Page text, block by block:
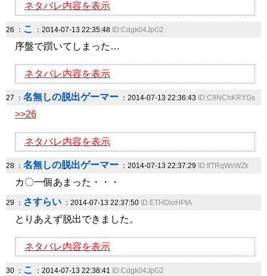
ネタバレ内容を表示
26 ： こ ：2014-07-13 22:35:48 ID:Cdgk04JpG2
序盤で躓いてしまった…
ネタバレ内容を表示
27 ： 名無しの脱出ゲーマー ：2014-07-13 22:36:43 ID:C9NChKRYGs
>>26
ネタバレ内容を表示
28 ： 名無しの脱出ゲーマー ：2014-07-13 22:37:29 ID:IfTRqWsWZk
カ〇一個あまった・・・
29 ： さすらい ：2014-07-13 22:37:50 ID:ETHDioHPtA
とりあえず脱出できました。
ネタバレ内容を表示
30 ： こ ：2014-07-13 22:38:41 ID:Cdgk04JpG2